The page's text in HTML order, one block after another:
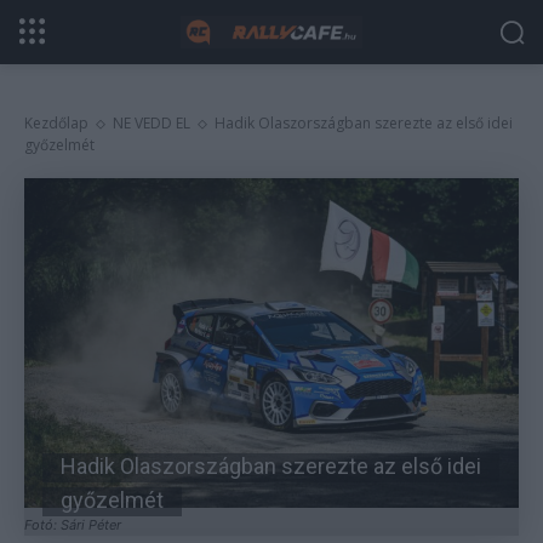
Kezdőlap NE VEDD EL
Hadik Olaszországban szerezte az első idei
győzelmét
Fotó: Sári Péter
Hadik Olaszországban szerezte az első idei
győzelmét